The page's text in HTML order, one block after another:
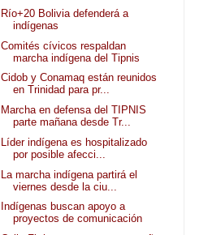
Río+20 Bolivia defenderá a
indígenas
Comités cívicos respaldan
marcha indígena del Tipnis
Cidob y Conamaq están reunidos
en Trinidad para pr...
Marcha en defensa del TIPNIS
parte mañana desde Tr...
Líder indígena es hospitalizado
por posible afecci...
La marcha indígena partirá el
viernes desde la ciu...
Indígenas buscan apoyo a
proyectos de comunicación